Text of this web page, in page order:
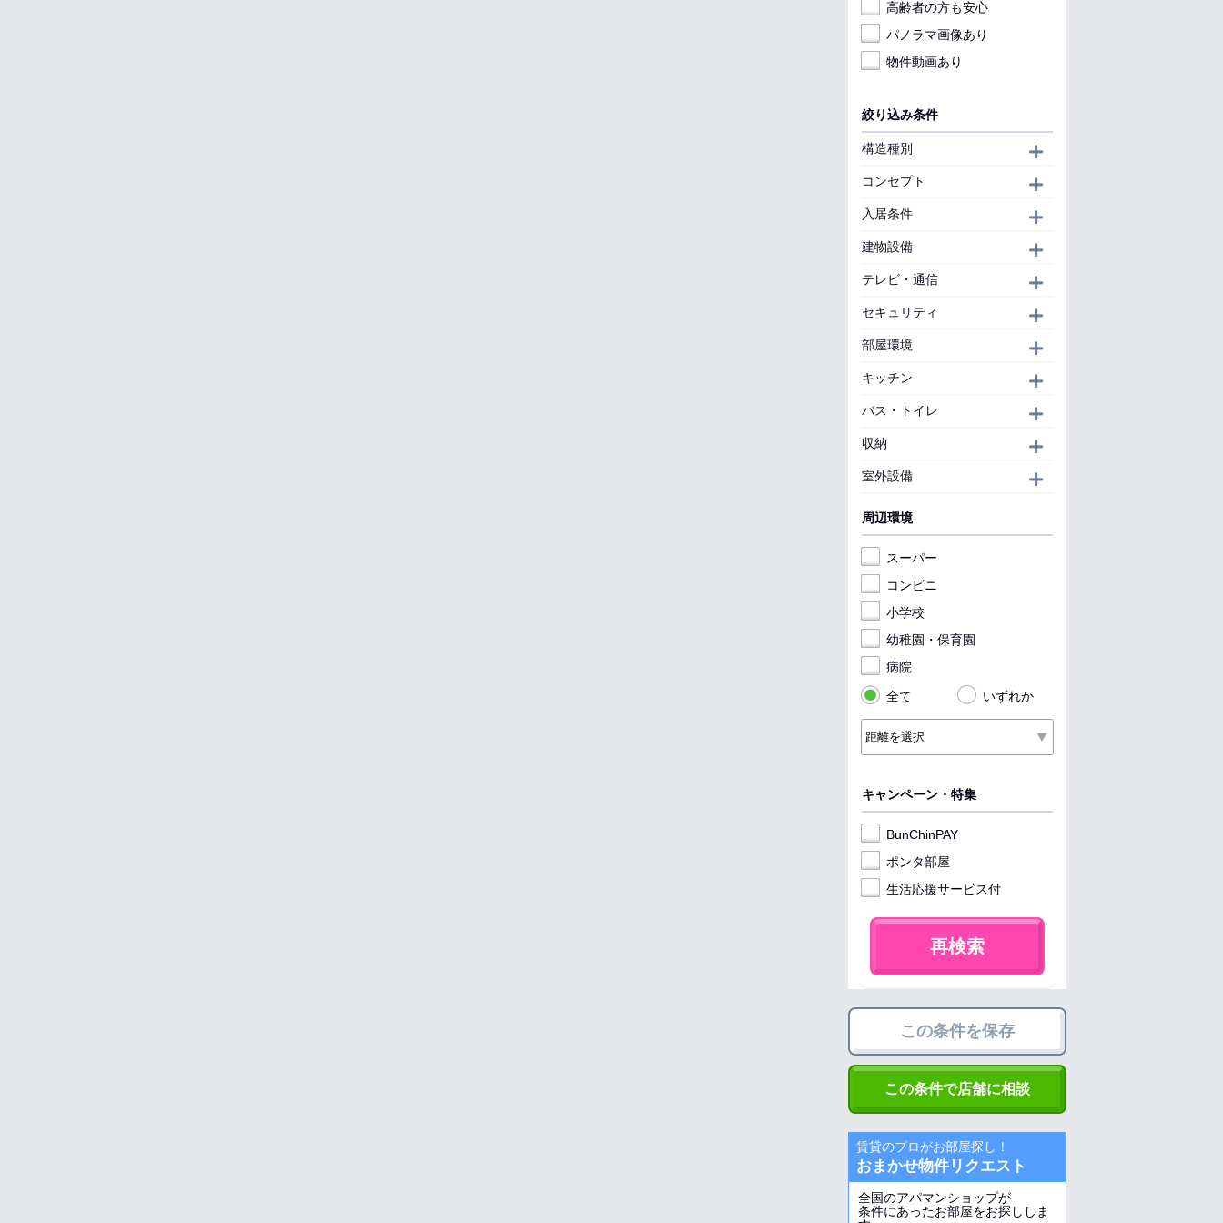
高齢者の方も安心
パノラマ画像あり
物件動画あり
絞り込み条件
構造種別
コンセプト
入居条件
建物設備
テレビ・通信
セキュリティ
部屋環境
キッチン
バス・トイレ
収納
室外設備
周辺環境
スーパー
コンビニ
小学校
幼稚園・保育園
病院
全て
いずれか
キャンペーン・特集
BunChinPAY
ポンタ部屋
生活応援サービス付
再検索
この条件を保存
この条件で店舗に相談
賃貸のプロがお部屋探し！
おまかせ物件リクエスト
全国のアパマンショップが
条件にあったお部屋をお探ししま